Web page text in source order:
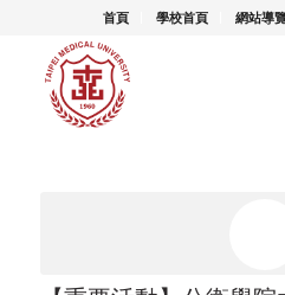
首頁 學校首頁 網站導